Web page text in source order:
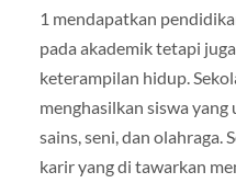
1 mendapatkan
pada akademik tetapi
keterampilan hidup.
menghasilkan siswa
sains, seni, dan olahraga.
karir yang di tawarkan